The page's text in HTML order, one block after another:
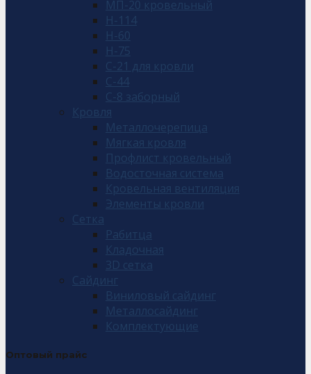
МП-20 кровельный
Н-114
Н-60
Н-75
С-21 для кровли
С-44
С-8 заборный
Кровля
Металлочерепица
Мягкая кровля
Профлист кровельный
Водосточная система
Кровельная вентиляция
Элементы кровли
Сетка
Рабитца
Кладочная
3D сетка
Сайдинг
Виниловый сайдинг
Металлосайдинг
Комплектующие
Оптовый прайс